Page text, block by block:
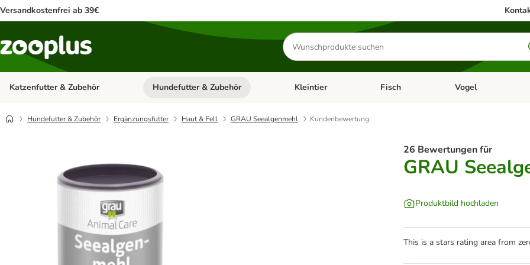
Versandkostenfrei ab 39€
Produkte
suchen
Katzenfutter & Zubehör Kategorie-Menü öffnen: Katzenfutter & Zubehör
Hundefutter & Zubehör Kategorie-Menü öffnen: Hundefutter & Zubehör
Kleintier Kategorie-Menü öffnen: Kleintier
Fisch Kategorie-Menü
Vogel
Hundefutter & Zubehör Ergänzungsfutter Haut & Fell GRAU Seealgenmehl Kundenbewertung
26 Bewertungen für
GRAU
Produktbild hochladen
This is a stars rating area from